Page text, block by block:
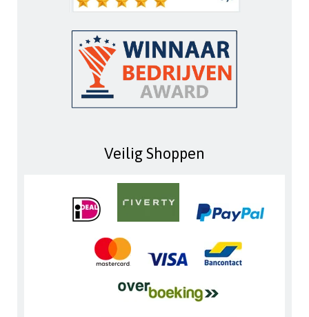
Veilig Shoppen